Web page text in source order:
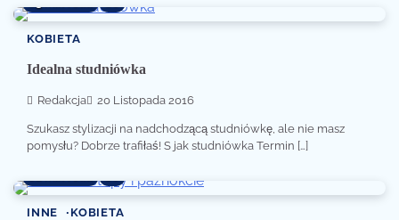
KOBIETA
Idealna studniówka
Redakcja 20 Listopada 2016
Szukasz stylizacji na nadchodzącą studniówkę, ale nie masz
pomysłu? Dobrze trafiłaś! S jak studniówka Termin […]
INNE KOBIETA